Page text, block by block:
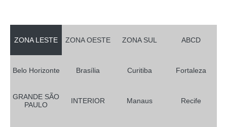
ZONA LESTE ZONA OESTE ZONA SUL ABCD
Belo Horizonte Brasília Curitiba Fortaleza
GRANDE SÃO
PAULO
INTERIOR Manaus Recife